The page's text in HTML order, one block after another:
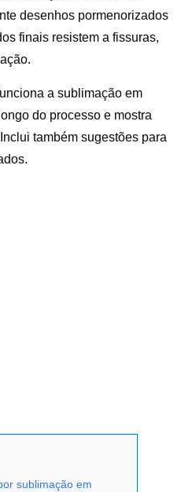
desenhos pormenorizados
finais resistem a fissuras,
a sublimação em
do processo e mostra
também sugestões para
sublimação em